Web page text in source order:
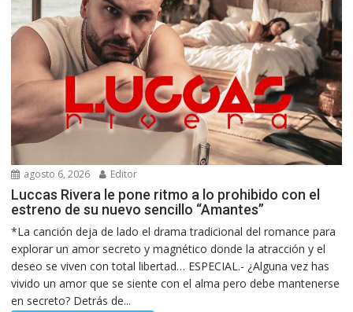
agosto 6, 2026 Editor
Luccas Rivera le pone ritmo a lo prohibido con el
estreno de su nuevo sencillo “Amantes”
*La canción deja de lado el drama tradicional del romance para
explorar un amor secreto y magnético donde la atracción y el
deseo se viven con total libertad… ESPECIAL.- ¿Alguna vez has
vivido un amor que se siente con el alma pero debe mantenerse
en secreto? Detrás de...